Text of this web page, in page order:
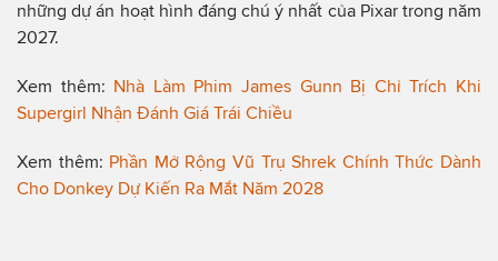
những dự án hoạt hình đáng chú ý nhất của Pixar trong năm
2027.
Xem thêm: Nhà Làm Phim James Gunn Bị Chỉ Trích Khi
Supergirl Nhận Đánh Giá Trái Chiều
Xem thêm: Phần Mở Rộng Vũ Trụ Shrek Chính Thức Dành
Cho Donkey Dự Kiến Ra Mắt Năm 2028